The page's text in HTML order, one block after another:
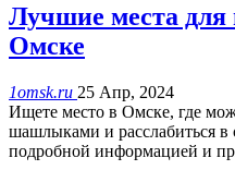
Лучшие места
Омске
1omsk.ru 25 Апр, 2024
Ищете место в Омске, где
шашлыками и расслабиться в
подробной информацией и